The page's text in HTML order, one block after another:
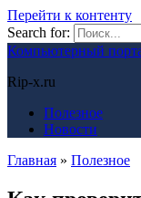
Перейти к контенту
Search for:
Компьютерный
Rip-x.ru
Полезное
Новости
Главная » Полезное